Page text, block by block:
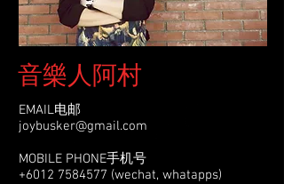
音樂人阿村
EMAIL电邮
joybusker@gmail.com
MOBILE PHONE手机号
+6012 7584577 (wechat, whatapps)